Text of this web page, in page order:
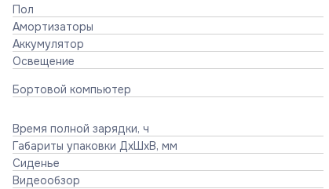
Пол
Амортизаторы
Аккумулятор
Освещение
Бортовой компьютер
Время полной зарядки, ч
Габариты упаковки ДхШхВ, мм
Сиденье
Видеообзор